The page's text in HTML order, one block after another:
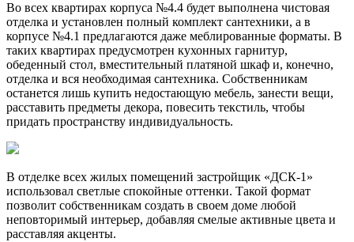
Во всех квартирах корпуса №4.4 будет выполнена чистовая
отделка и установлен полный комплект сантехники, а в
корпусе №4.1 предлагаются даже меблированные форматы. В
таких квартирах предусмотрен кухонных гарнитур,
обеденный стол, вместительный платяной шкаф и, конечно,
отделка и вся необходимая сантехника. Собственникам
останется лишь купить недостающую мебель, занести вещи,
расставить предметы декора, повесить текстиль, чтобы
придать пространству индивидуальность.
В отделке всех жилых помещений застройщик «ДСК-1»
использовал светлые спокойные оттенки. Такой формат
позволит собственникам создать в своем доме любой
неповторимый интерьер, добавляя смелые активные цвета и
расставляя акценты.